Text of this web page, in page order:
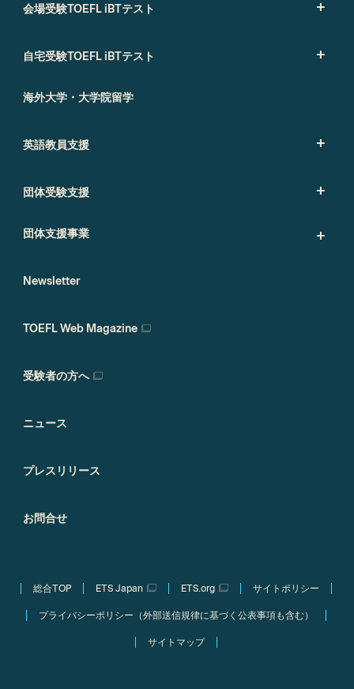
会場受験TOEFL iBTテスト
自宅受験TOEFL iBTテスト
海外大学・大学院留学
英語教員支援
団体受験支援
団体支援事業
Newsletter
TOEFL Web Magazine
受験者の方へ
ニュース
プレスリリース
お問合せ
総合TOP ETS Japan ETS.org サイトポリシー
プライバシーポリシー（外部送信規律に基づく公表事項も含む）
サイトマップ